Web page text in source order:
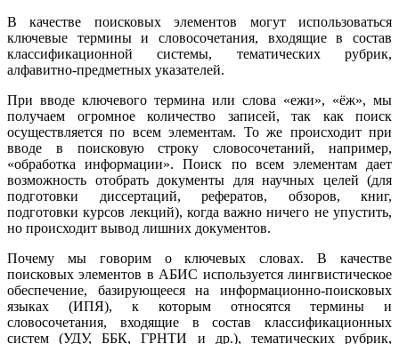
В качестве поисковых элементов могут использоваться
ключевые термины и словосочетания, входящие в состав
классификационной системы, тематических рубрик,
алфавитно-предметных указателей.
При вводе ключевого термина или слова «ежи», «ёж», мы
получаем огромное количество записей, так как поиск
осуществляется по всем элементам. То же происходит при
вводе в поисковую строку словосочетаний, например,
«обработка информации». Поиск по всем элементам дает
возможность отобрать документы для научных целей (для
подготовки диссертаций, рефератов, обзоров, книг,
подготовки курсов лекций), когда важно ничего не упустить,
но происходит вывод лишних документов.
Почему мы говорим о ключевых словах. В качестве
поисковых элементов в АБИС используется лингвистическое
обеспечение, базирующееся на информационно-поисковых
языках (ИПЯ), к которым относятся термины и
словосочетания, входящие в состав классификационных
систем (УДУ, ББК, ГРНТИ и др.), тематических рубрик,